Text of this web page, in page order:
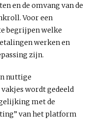
en de omvang van de
Voor een
begrijpen welke
werken en
zijn.
nuttige
wordt gedeeld
met de
van het platform